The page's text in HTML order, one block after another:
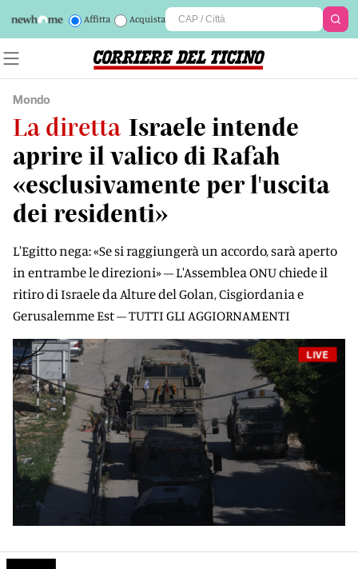
Affitta Acquista
Mondo
La diretta Israele intende
aprire il valico di Rafah
«esclusivamente per l'uscita
dei residenti»
L'Egitto nega: «Se si raggiungerà un accordo, sarà aperto
in entrambe le direzioni» – L'Assemblea ONU chiede il
ritiro di Israele da Alture del Golan, Cisgiordania e
Gerusalemme Est – TUTTI GLI AGGIORNAMENTI
LIVE